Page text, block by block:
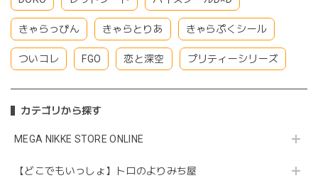
きゃらっぴん きゃらとりあ きゃらぷくシール
ついコレ FGO 恋と深空 プリティーシリーズ
カテゴリから探す
MEGA NIKKE STORE ONLINE
【どこでもいっしょ】トロのよりみち屋